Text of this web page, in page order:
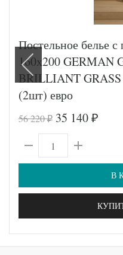
Постельное белье
160х200 GERMAN
BRILLIANT
(2шт) евро
56 220₽ 35 140 ₽
В